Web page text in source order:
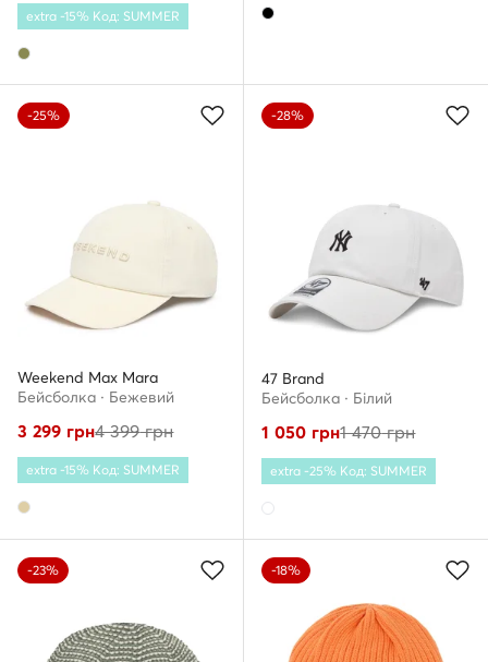
extra -15% Код: SUMMER
-25%
Weekend Max Mara
Бейсболка · Бежевий
3 299 грн4 399грн
extra -15% Код: SUMMER
-28%
47 Brand
Бейсболка · Білий
1 050 грн1 470грн
extra -25% Код: SUMMER
-23% -18%